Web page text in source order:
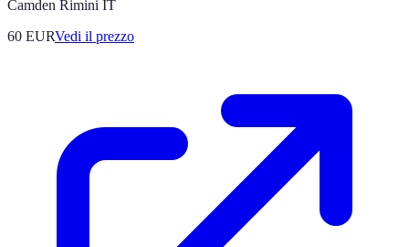
Camden Rimini IT
60 EURVedi il prezzo